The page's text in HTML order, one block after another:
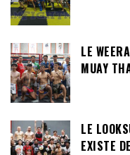
LE
MUAY
LE
EXISTE